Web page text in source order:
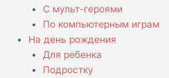
С мульт-героями
По компьютерным играм
На день рождения
Для ребенка
Подростку